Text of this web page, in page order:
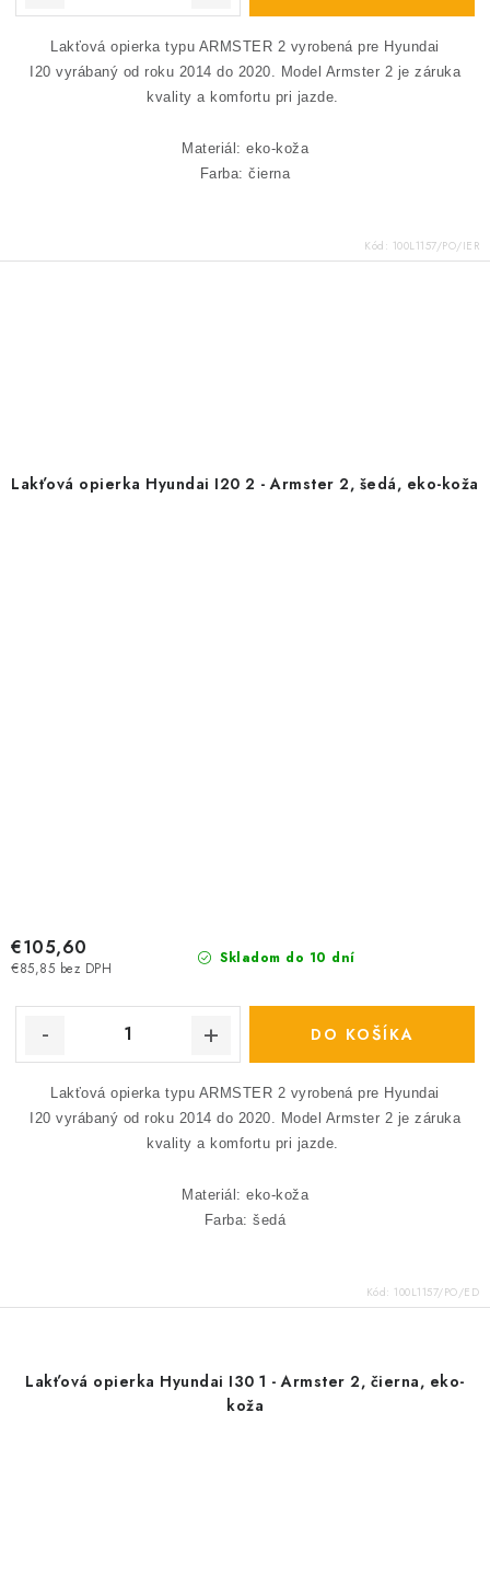
Lakťová opierka typu ARMSTER 2 vyrobená pre Hyundai
I20 vyrábaný od roku 2014 do 2020. Model Armster 2 je záruka
kvality a komfortu pri jazde.
Materiál: eko-koža
Farba: čierna
Kód: 100L1157/PO/IER
Lakťová opierka Hyundai I20 2 - Armster 2, šedá, eko-koža
Skladom do 10 dní
€85,85 bez DPH
€105,60
DO KOŠÍKA
Lakťová opierka typu ARMSTER 2 vyrobená pre Hyundai
I20 vyrábaný od roku 2014 do 2020.
Model Armster 2 je záruka
kvality a komfortu pri jazde.
Materiál: eko-koža
Farba: šedá
Kód: 100L1157/PO/ED
Lakťová opierka Hyundai I30 1 - Armster 2, čierna, eko-
koža